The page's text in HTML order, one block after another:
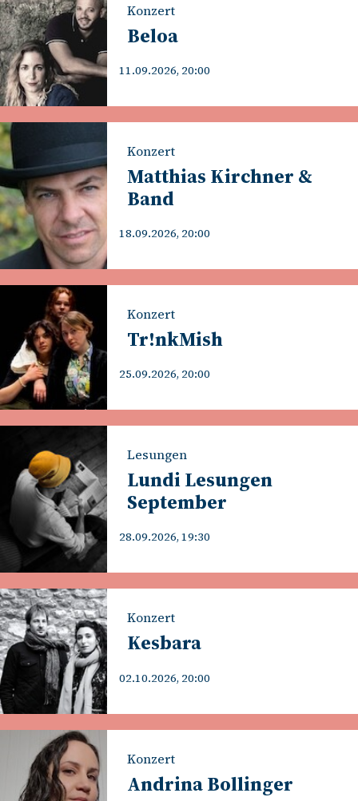
Konzert
Beloa
11.09.2026, 20:00
Konzert
Matthias Kirchner &
Band
18.09.2026, 20:00
Konzert
Tr!nkMish
25.09.2026, 20:00
Lesungen
Lundi Lesungen
September
28.09.2026, 19:30
Konzert
Kesbara
02.10.2026, 20:00
Konzert
Andrina Bollinger